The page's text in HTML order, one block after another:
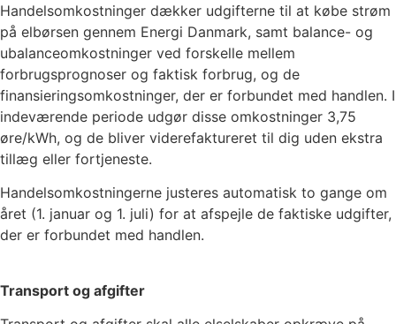
Handelsomkostninger dækker udgifterne til at købe strøm
på elbørsen gennem Energi Danmark, samt balance- og
ubalanceomkostninger ved forskelle mellem
forbrugsprognoser og faktisk forbrug, og de
finansieringsomkostninger, der er forbundet med handlen. I
indeværende periode udgør disse omkostninger 3,75
øre/kWh, og de bliver viderefaktureret til dig uden ekstra
tillæg eller fortjeneste.
Handelsomkostningerne justeres automatisk to gange om
året (1. januar og 1. juli) for at afspejle de faktiske udgifter,
der er forbundet med handlen.
Transport og afgifter